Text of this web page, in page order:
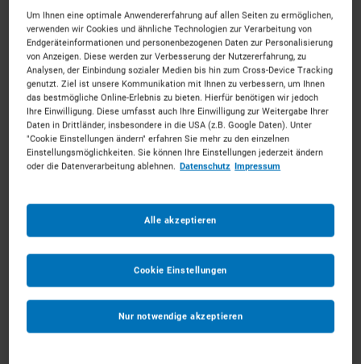
Burcu • 19 Mai 2025
Bodenschutzplatten: Warum sie auf jeder
Baustelle unverzichtbar sind
Informieren Sie sich hier über
Einsatzmöglichkeiten und Vorteileund erfahren
Sie, worauf Sie beim Kauf achten sollten.
Baustelleneinrichtung
Um Ihnen eine optimale Anwendererfahrung auf allen Seiten zu ermöglichen,
verwenden wir Cookies und ähnliche Technologien zur Verarbeitung von
Endgeräteinformationen und personenbezogenen Daten zur Personalisierung
von Anzeigen. Diese werden zur Verbesserung der Nutzererfahrung, zu
Analysen, der Einbindung sozialer Medien bis hin zum Cross-Device Tracking
genutzt. Ziel ist unsere Kommunikation mit Ihnen zu verbessern, um Ihnen
das bestmögliche Online-Erlebnis zu bieten. Hierfür benötigen wir jedoch
Ihre Einwilligung. Diese umfasst auch Ihre Einwilligung zur Weitergabe Ihrer
Daten in Drittländer, insbesondere in die USA (z.B. Google Daten). Unter
"Cookie Einstellungen ändern" erfahren Sie mehr zu den einzelnen
Einstellungsmöglichkeiten. Sie können Ihre Einstellungen jederzeit ändern
oder die Datenverarbeitung ablehnen. Datenschutz Impressum
Nur notwendige akzeptieren
Alle akzeptieren
Cookie Einstellungen